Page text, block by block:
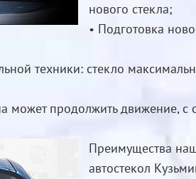
нового стекла;
• Подготовка
техники: стекло
может продолжить
Преимущества
автостекол